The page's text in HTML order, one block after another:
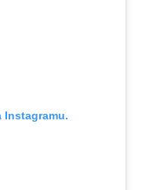
Instagramu.